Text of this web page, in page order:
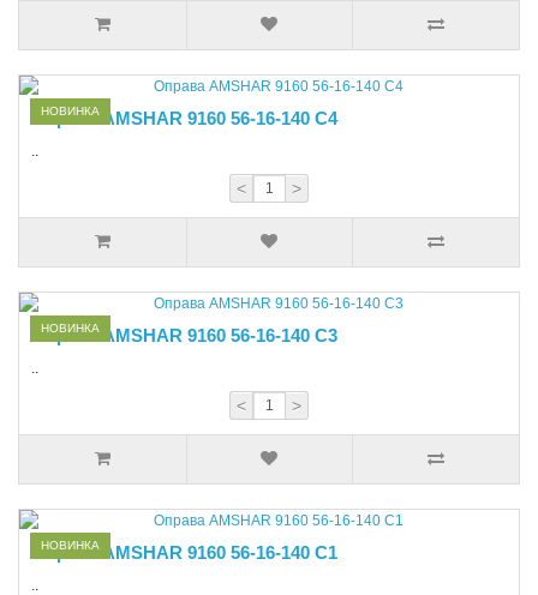
НОВИНКА
Оправа AMSHAR 9160 56-16-140 C4
..
< >
НОВИНКА
Оправа AMSHAR 9160 56-16-140 C3
..
< >
НОВИНКА
Оправа AMSHAR 9160 56-16-140 C1
..